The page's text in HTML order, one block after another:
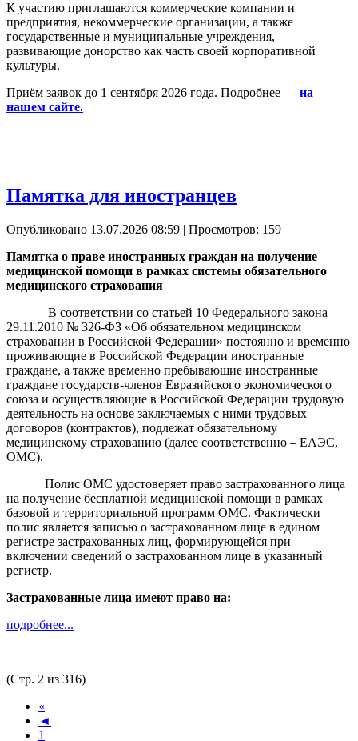
К участию приглашаются коммерческие компании и
предприятия, некоммерческие организации, а также
государственные и муниципальные учреждения,
развивающие донорство как часть своей корпоративной
культуры.
Приём заявок до 1 сентября 2026 года. Подробнее — на
нашем сайте.
Памятка для иностранцев
Опубликовано 13.07.2026 08:59 | Просмотров: 159
Памятка о праве иностранных граждан на получение
медицинской помощи в рамках системы обязательного
медицинского страхования
В соответствии со статьей 10 Федерального закона
29.11.2010 № 326-ФЗ «Об обязательном медицинском
страховании в Российской Федерации» постоянно и временно
проживающие в Российской Федерации иностранные
граждане, а также временно пребывающие иностранные
граждане государств-членов Евразийского экономического
союза и осуществляющие в Российской Федерации трудовую
деятельность на основе заключаемых с ними трудовых
договоров (контрактов), подлежат обязательному
медицинскому страхованию (далее соответственно – ЕАЭС,
ОМС).
Полис ОМС удостоверяет право застрахованного лица
на получение бесплатной медицинской помощи в рамках
базовой и территориальной программ ОМС. Фактически
полис является записью о застрахованном лице в едином
регистре застрахованных лиц, формирующейся при
включении сведений о застрахованном лице в указанный
регистр.
Застрахованные лица имеют право на:
подробнее...
(Стр. 2 из 316)
«
◄
1